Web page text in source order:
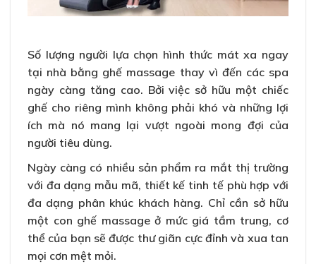
Số lượng người lựa chọn hình thức mát xa ngay
tại nhà bằng ghế massage thay vì đến các spa
ngày càng tăng cao. Bởi việc sở hữu một chiếc
ghế cho riêng mình không phải khó và những lợi
ích mà nó mang lại vượt ngoài mong đợi của
người tiêu dùng.
Ngày càng có nhiều sản phẩm ra mắt thị trường
với đa dạng mẫu mã, thiết kế tinh tế phù hợp với
đa dạng phân khúc khách hàng. Chỉ cần sở hữu
một con ghế massage ở mức giá tầm trung, cơ
thể của bạn sẽ được thư giãn cực đỉnh và xua tan
mọi cơn mệt mỏi.